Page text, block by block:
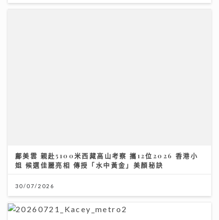
鄺美雲 親赴5100米西藏高山考察 攜12位2026 香港小
姐 候選佳麗亮相 傳授「水中黃金」美顏秘訣
30/07/2026